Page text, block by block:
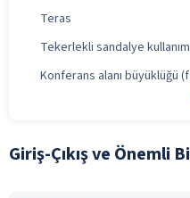
Teras
Tekerlekli sandalye
Konferans alanı büyüklüğü
Giriş-Çıkış ve Önemli